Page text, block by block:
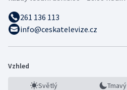
261 136 113
info@ceskatelevize.cz
Vzhled
Světlý Tmavý